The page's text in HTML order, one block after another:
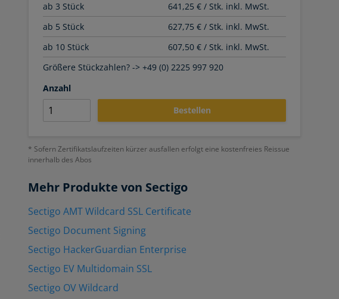
ab 3 Stück
641,25 € / Stk. inkl. MwSt.
ab 5 Stück
627,75 € / Stk. inkl. MwSt.
ab 10 Stück
607,50 € / Stk. inkl. MwSt.
Größere Stückzahlen? -> +49 (0) 2225 997 920
Anzahl
Bestellen
* Sofern Zertifikatslaufzeiten kürzer ausfallen erfolgt eine kostenfreies Reissue
innerhalb des Abos
Mehr Produkte von Sectigo
Sectigo AMT Wildcard SSL Certificate
Sectigo Document Signing
Sectigo HackerGuardian Enterprise
Sectigo EV Multidomain SSL
Sectigo OV Wildcard